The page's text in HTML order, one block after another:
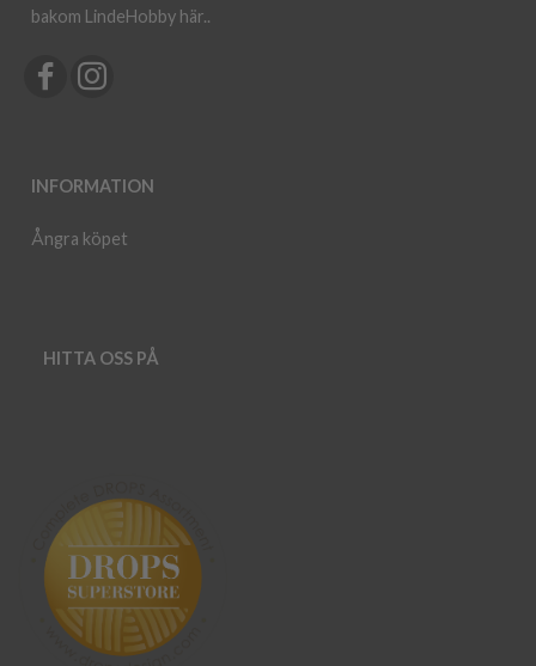
bakom LindeHobby här..
INFORMATION
Ångra köpet
HITTA OSS PÅ